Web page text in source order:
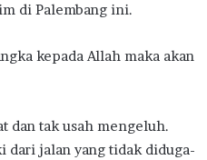
di Palembang ini.
kepada Allah maka akan
dan tak usah mengeluh.
dari jalan yang tidak diduga-